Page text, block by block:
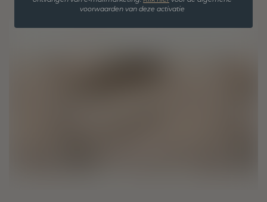
voorwaarden van deze activatie